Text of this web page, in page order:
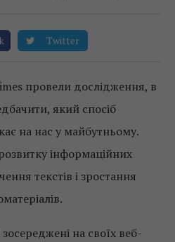
Twitter
провели дослідження, в
який спосіб
на нас у майбутньому.
інформаційних
текстів і зростання
на своїх веб-